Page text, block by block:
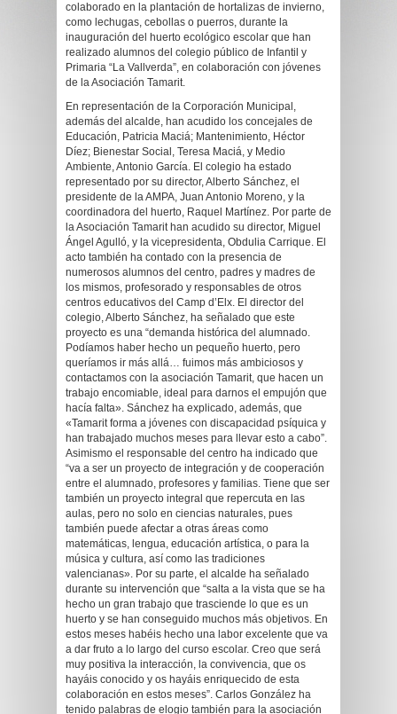
colaborado en la plantación de hortalizas de invierno,
como lechugas, cebollas o puerros, durante la
inauguración del huerto ecológico escolar que han
realizado alumnos del colegio público de Infantil y
Primaria “La Vallverda”, en colaboración con jóvenes
de la Asociación Tamarit.
En representación de la Corporación Municipal,
además del alcalde, han acudido los concejales de
Educación, Patricia Maciá; Mantenimiento, Héctor
Díez; Bienestar Social, Teresa Maciá, y Medio
Ambiente, Antonio García. El colegio ha estado
representado por su director, Alberto Sánchez, el
presidente de la AMPA, Juan Antonio Moreno, y la
coordinadora del huerto, Raquel Martínez. Por parte de
la Asociación Tamarit han acudido su director, Miguel
Ángel Agulló, y la vicepresidenta, Obdulia Carrique. El
acto también ha contado con la presencia de
numerosos alumnos del centro, padres y madres de
los mismos, profesorado y responsables de otros
centros educativos del Camp d’Elx. El director del
colegio, Alberto Sánchez, ha señalado que este
proyecto es una “demanda histórica del alumnado.
Podíamos haber hecho un pequeño huerto, pero
queríamos ir más allá… fuimos más ambiciosos y
contactamos con la asociación Tamarit, que hacen un
trabajo encomiable, ideal para darnos el empujón que
hacía falta». Sánchez ha explicado, además, que
«Tamarit forma a jóvenes con discapacidad psíquica y
han trabajado muchos meses para llevar esto a cabo”.
Asimismo el responsable del centro ha indicado que
“va a ser un proyecto de integración y de cooperación
entre el alumnado, profesores y familias. Tiene que ser
también un proyecto integral que repercuta en las
aulas, pero no solo en ciencias naturales, pues
también puede afectar a otras áreas como
matemáticas, lengua, educación artística, o para la
música y cultura, así como las tradiciones
valencianas». Por su parte, el alcalde ha señalado
durante su intervención que “salta a la vista que se ha
hecho un gran trabajo que trasciende lo que es un
huerto y se han conseguido muchos más objetivos. En
estos meses habéis hecho una labor excelente que va
a dar fruto a lo largo del curso escolar. Creo que será
muy positiva la interacción, la convivencia, que os
hayáis conocido y os hayáis enriquecido de esta
colaboración en estos meses”. Carlos González ha
tenido palabras de elogio también para la asociación